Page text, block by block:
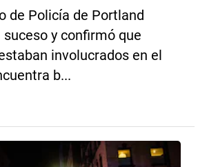
de Policía de Portland
y confirmó que
involucrados en el
b...